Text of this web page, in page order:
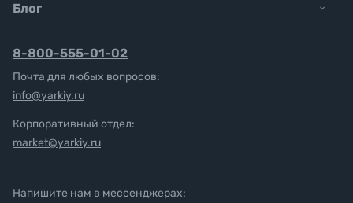
Блог
8-800-555-01-02
Почта для любых вопросов:
info@yarkiy.ru
Корпоративный отдел:
market@yarkiy.ru
Напишите нам в мессенджерах: